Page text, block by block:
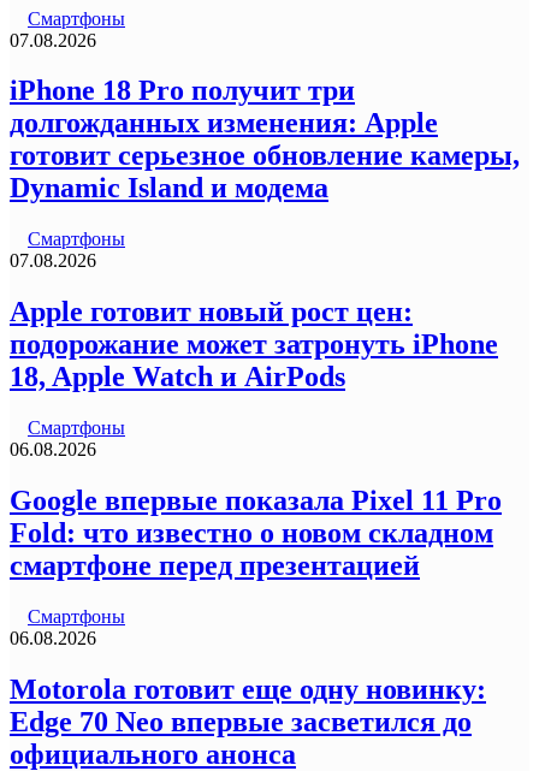
Смартфоны
07.08.2026
iPhone 18 Pro получит три
долгожданных изменения: Apple
готовит серьезное обновление камеры,
Dynamic Island и модема
Смартфоны
07.08.2026
Apple готовит новый рост цен:
подорожание может затронуть iPhone
18, Apple Watch и AirPods
Смартфоны
06.08.2026
Google впервые показала Pixel 11 Pro
Fold: что известно о новом складном
смартфоне перед презентацией
Смартфоны
06.08.2026
Motorola готовит еще одну новинку:
Edge 70 Neo впервые засветился до
официального анонса